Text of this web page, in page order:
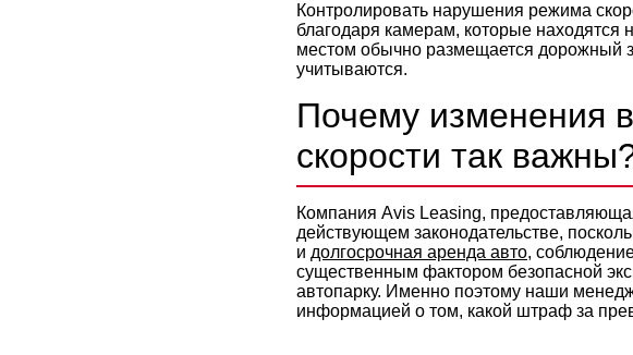
Контролировать нарушения режима
благодаря камерам, которые находятся
местом обычно размещается дорожный
учитываются.
Почему изменения
скорости так
Компания Avis Leasing,
действующем законодательстве,
и долгосрочная аренда авто,
существенным фактором безопасной
автопарку. Именно поэтому наши
информацией о том, какой штраф за